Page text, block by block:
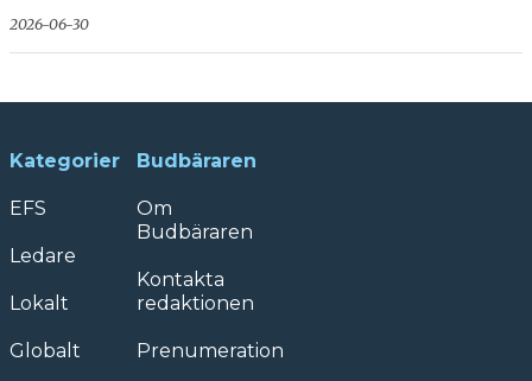
2026-06-30
Kategorier
EFS
Ledare
Lokalt
Globalt
Budbäraren
Om
Budbäraren
Kontakta
redaktionen
Prenumeration